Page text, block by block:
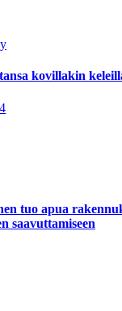
kovillakin
tuo apua
saavuttamiseen